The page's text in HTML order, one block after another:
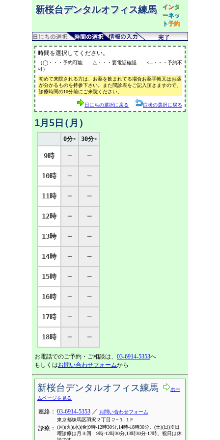
新桜台デンタルオフィス練馬 インタ
ーネッ
ト予約
時間を選択してください。
（◯・・・予約可能 △・・・要電話確認 ×─・・・予約不
可）
初めて来院される方は、お薬を飲まれてる場合お薬手帳又はお薬
が分かるものを持参下さい。また問診表をご記入頂きますので、
診療時間の10分前にご来院ください。
日にちの選択に戻る 症状の選択に戻る
1月5日(月)
0分- 30分-
9時 ─ ─
10時 ─ ─
11時 ─ ─
12時 ─ ─
13時 ─ ─
14時 ─ ─
15時 ─ ─
16時 ─ ─
17時 ─ ─
18時 ─ ─
お電話でのご予約・ご相談は、 03-6914-5353へ
もしくはお問い合わせフォームから
新桜台デンタルオフィス練馬
ホー
ムページを見る
連絡： 03-6914-5353 ／ お問い合わせフォーム
東京都練馬区羽沢２丁目２−１ １F
診療：
(月)(火)(水)(金)9時-12時30分,14時-18時30分。(土)(日)※日
曜診療は月３回 9時-12時30分,13時30分-17時。祝日は休